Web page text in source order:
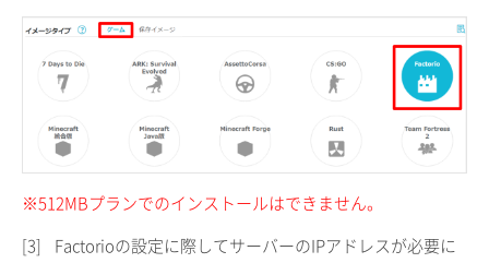
※512MBプランでのインストールはできません。
[3]
Factorioの設定に際してサーバーのIPアドレスが必要に